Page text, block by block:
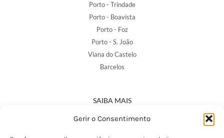
Gerir o Consentimento
Porto - Trindade
Porto - Boavista
Porto - Foz
Porto - S. João
Viana do Castelo
Barcelos
SAIBA MAIS
Política de Privacidade